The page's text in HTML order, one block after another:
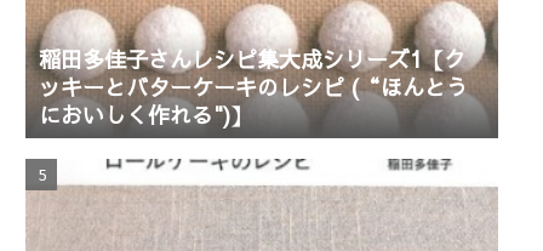
稲田多佳子さんレシピ集大成シリーズ1【ク
ッキーとバターケーキのレシピ (“ほんとう
においしく作れる")】